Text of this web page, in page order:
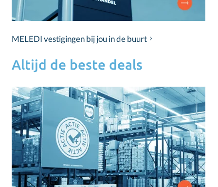
MELEDI vestigingen bij jou in de buurt
Altijd de beste deals